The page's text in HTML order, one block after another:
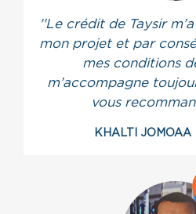
''Le crédit de Taysir
mon projet et par
mes conditions
m’accompagne
vous
KHALTI JOMOAA